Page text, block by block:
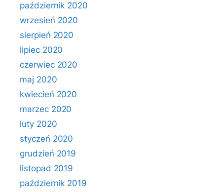
październik 2020
wrzesień 2020
sierpień 2020
lipiec 2020
czerwiec 2020
maj 2020
kwiecień 2020
marzec 2020
luty 2020
styczeń 2020
grudzień 2019
listopad 2019
październik 2019